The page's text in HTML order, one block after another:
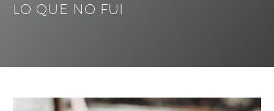
LO QUE NO FUI